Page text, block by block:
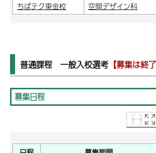
ちばテク東金校
空間デザイン科
普通課程 一般入校選考 【募集は終
募集日程